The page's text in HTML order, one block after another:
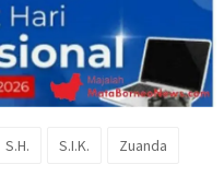
S.H. S.I.K. Zuanda